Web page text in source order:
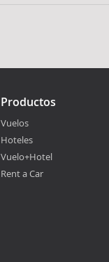
Productos
Vuelos
Hoteles
Vuelo+Hotel
Rent a Car